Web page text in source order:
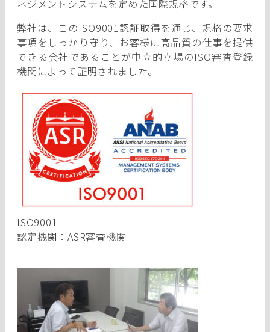
ネジメントシステムを定めた国際規格です。
弊社は、このISO9001認証取得を通じ、規格の要求
事項をしっかり守り、お客様に高品質の仕事を提供
できる会社であることが中立的立場のISO審査登録
機関によって証明されました。
ISO9001
認定機関：ASR審査機関